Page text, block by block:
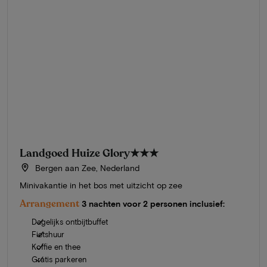
Landgoed Huize Glory★★★
Bergen aan Zee, Nederland
Minivakantie in het bos met uitzicht op zee
Arrangement 3 nachten voor 2 personen inclusief:
Dagelijks ontbijtbuffet
Fietshuur
Koffie en thee
Gratis parkeren